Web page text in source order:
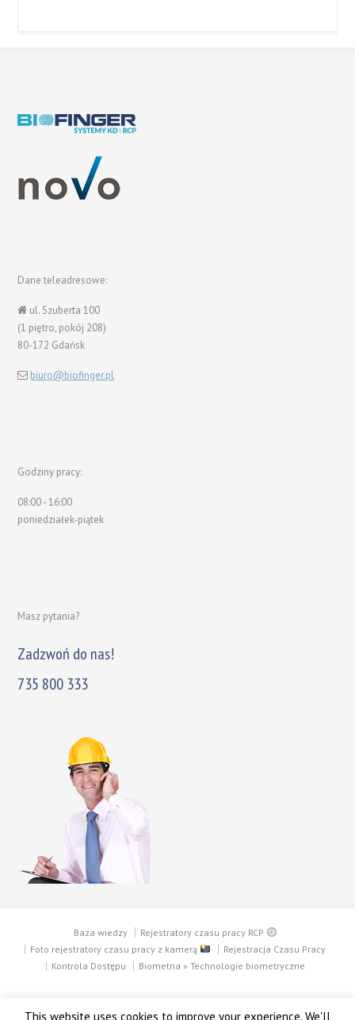
Dane teleadresowe:
ul. Szuberta 100
(1 piętro, pokój 208)
80-172 Gdańsk
biuro@biofinger.pl
Godziny pracy:
08:00 - 16:00
poniedziałek-piątek
Masz pytania?
Zadzwoń do nas!
735 800 333
Baza wiedzy
Rejestratory czasu pracy RCP
Foto rejestratory czasu pracy z kamerą
Rejestracja Czasu Pracy
Kontrola Dostępu
Biometria » Technologie biometryczne
This website uses cookies to improve your experience. We'll